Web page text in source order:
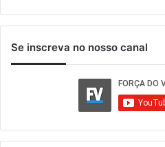
Se inscreva no nosso canal